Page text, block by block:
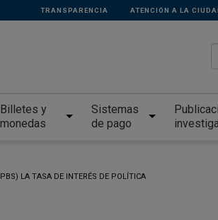
TRANSPARENCIA ATENCIÓN A LA
Billetes y
monedas
Sistemas
de pago
LA TASA DE INTERÉS DE POLÍTICA